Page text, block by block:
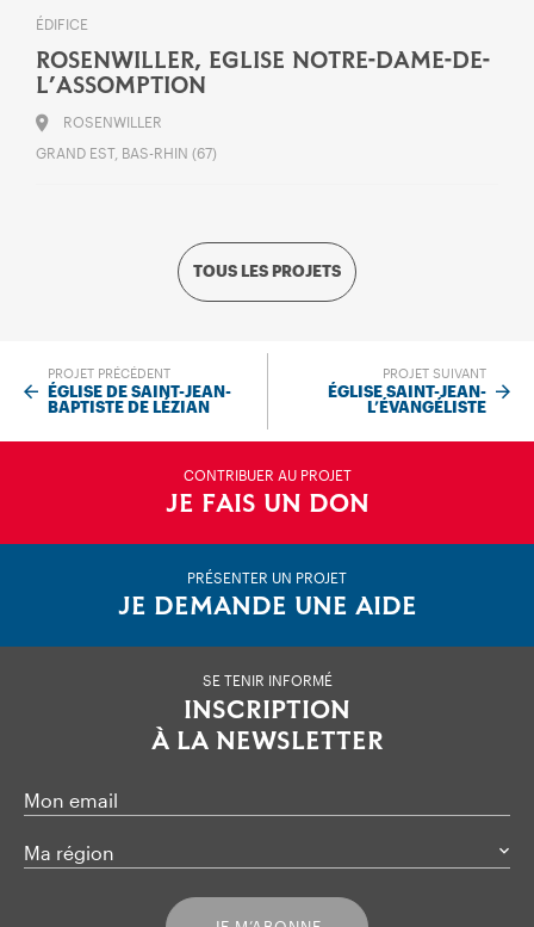
TOUS LES PROJETS
ÉDIFICE
ROSENWILLER, EGLISE NOTRE-DAME-DE-
L’ASSOMPTION
ROSENWILLER
GRAND EST, BAS-RHIN (67)
PROJET PRÉCÉDENT
ÉGLISE DE SAINT-JEAN-
BAPTISTE DE LÉZIAN
PROJET SUIVANT
ÉGLISE SAINT-JEAN-
L’ÉVANGÉLISTE
CONTRIBUER AU PROJET
JE FAIS UN DON
PRÉSENTER UN PROJET
JE DEMANDE UNE AIDE
SE TENIR INFORMÉ
INSCRIPTION
À LA NEWSLETTER
Mon email
Ma région